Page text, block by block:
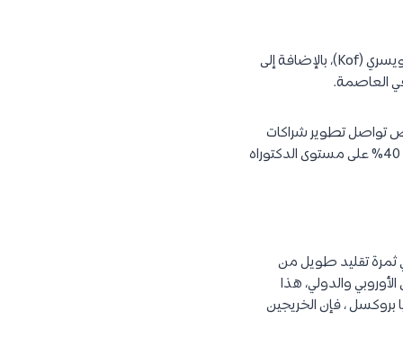
لعدة سنوات ظهرت بلجيكا من بين أعلى 3 دول معولمة في العالم وفقًا لترتيب المعهد الاقتصادي السويسري (Kof)، بالإضافة إلى
في العاصمة.
تواصل تطوير شراكات
جديدة مع المؤسسات الأجنبية لتسهيل وتعزيز حركة الطلاب والباحثين، حيث حوالي 20% من الطلاب و 40% على مستوى الدكتوراه
ثمرة تقليد طويل من
والدولي، هذا
، فإن الخريجين